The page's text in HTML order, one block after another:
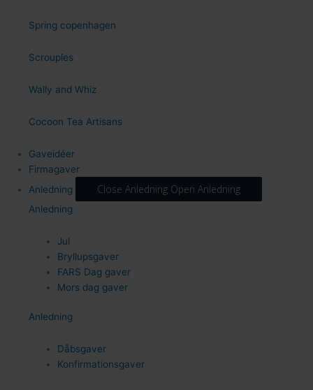
Spring copenhagen
Scrouples
Wally and Whiz
Cocoon Tea Artisans
Gaveidéer
Firmagaver
Anledning
Close Anledning Open Anledning
Anledning
Jul
Bryllupsgaver
FARS Dag gaver
Mors dag gaver
Anledning
Dåbsgaver
Konfirmationsgaver
54